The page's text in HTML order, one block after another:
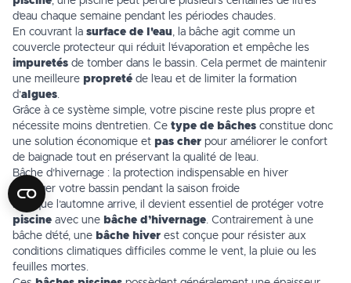
d’eau chaque semaine pendant les périodes chaudes.
En couvrant la surface de l'eau, la bâche agit comme un
couvercle protecteur qui réduit l’évaporation et empêche les
impuretés de tomber dans le bassin. Cela permet de maintenir
une meilleure propreté de l’eau et de limiter la formation
d’algues.
Grâce à ce système simple, votre piscine reste plus propre et
nécessite moins d’entretien. Ce type de bâches constitue donc
une solution économique et pas cher pour améliorer le confort
de baignade tout en préservant la qualité de l’eau.
Bâche d’hivernage : la protection indispensable en hiver
Protéger votre bassin pendant la saison froide
Lorsque l’automne arrive, il devient essentiel de protéger votre
piscine avec une bâche d’hivernage. Contrairement à une
bâche d’été, une bâche hiver est conçue pour résister aux
conditions climatiques difficiles comme le vent, la pluie ou les
feuilles mortes.